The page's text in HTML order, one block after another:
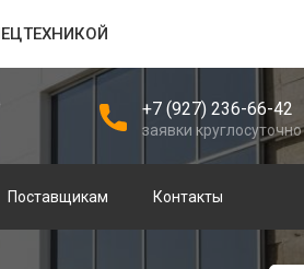
+7 (927) 236-66-42
заявки круглосуточно
Поставщикам Контакты